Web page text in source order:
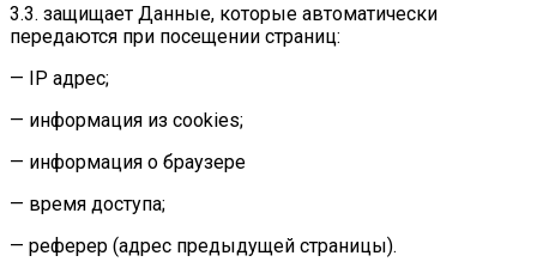
3.3. защищает Данные, которые автоматически
передаются при посещении страниц:
— IP адрес;
— информация из cookies;
— информация о браузере
— время доступа;
— реферер (адрес предыдущей страницы).